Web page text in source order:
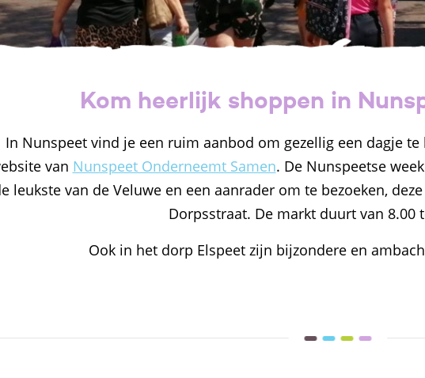
Kom heerlijk shoppen in
In Nunspeet vind je een ruim aanbod om gezellig een dagje
van Nunspeet Onderneemt Samen. De Nunspeetse
leukste van de Veluwe en een aanrader om te bezoeken,
Dorpsstraat. De markt duurt van 8.00
Ook in het dorp Elspeet zijn bijzondere en